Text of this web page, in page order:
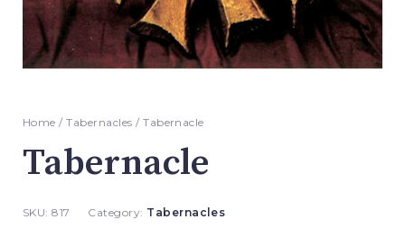
Home /Tabernacles / Tabernacle
Tabernacle
SKU:817 Category: Tabernacles